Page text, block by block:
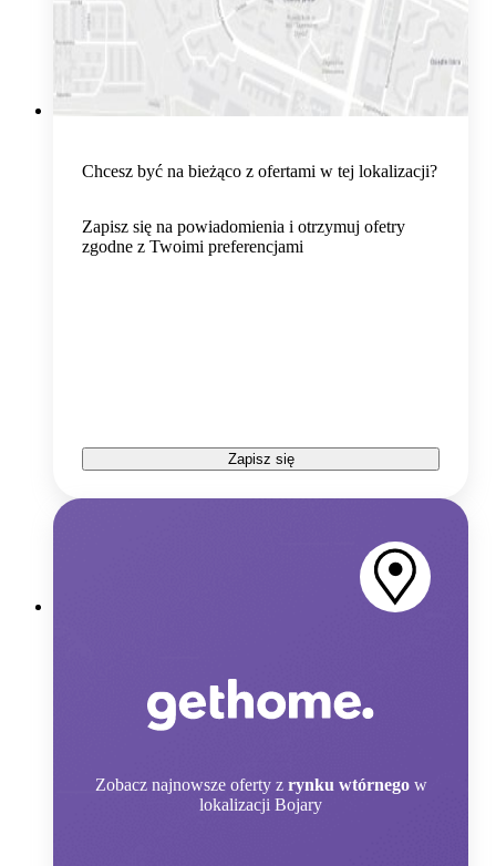
Chcesz być na bieżąco z ofertami w tej lokalizacji?
Zapisz się na powiadomienia i otrzymuj ofetry
zgodne z Twoimi preferencjami
Zapisz się
Zobacz najnowsze oferty z rynku wtórnego w
lokalizacji Bojary